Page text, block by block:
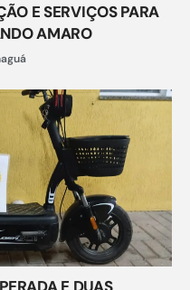
E SERVIÇOS PARA
AMARO